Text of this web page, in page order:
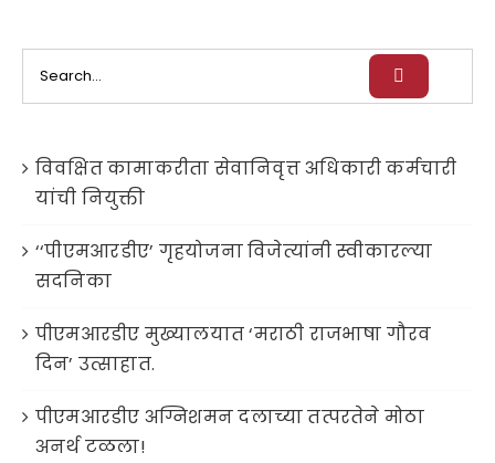
विवक्षित कामाकरीता सेवानिवृत्त अधिकारी कर्मचारी
यांची नियुक्ती
‘‘पीएमआरडीए’ गृहयोजना विजेत्यांनी स्वीकारल्या
सदनिका
पीएमआरडीए मुख्यालयात ‘मराठी राजभाषा गौरव
दिन’ उत्साहात.
पीएमआरडीए अग्निशमन दलाच्या तत्परतेने मोठा
अनर्थ टळला!